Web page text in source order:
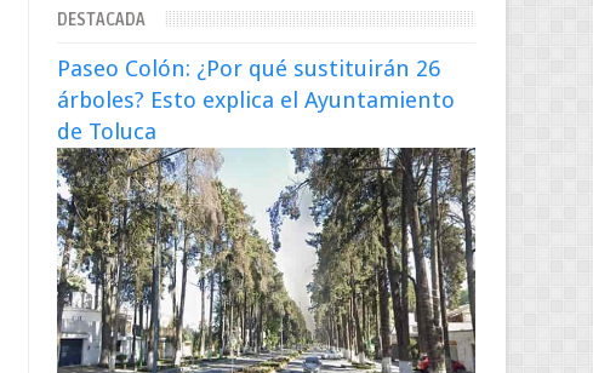
es posible reinve...
DESTACADA
Paseo Colón: ¿Por qué sustituirán 26
árboles? Esto explica el Ayuntamiento
de Toluca